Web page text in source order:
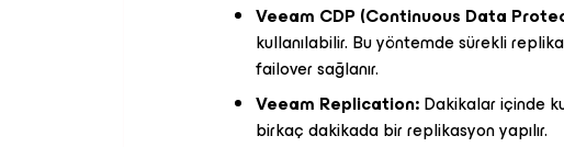
Veeam CDP (Continuous Data
kullanılabilir. Bu yöntemde sürekli
failover sağlanır.
Veeam Replication:Dakikalar içinde
birkaç dakikada bir replikasyon yapılır.